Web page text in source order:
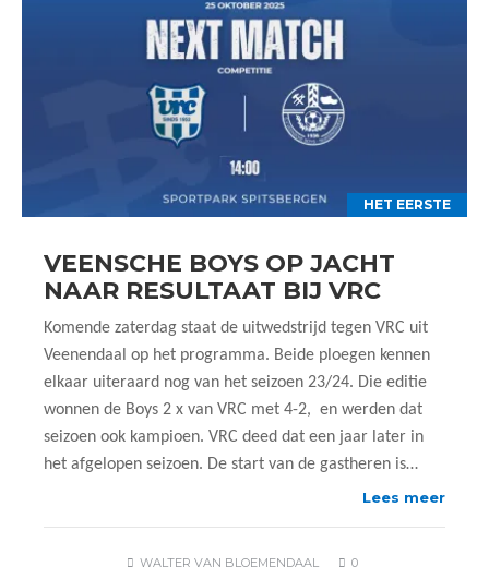
HET EERSTE
VEENSCHE BOYS OP JACHT
NAAR RESULTAAT BIJ VRC
Komende zaterdag staat de uitwedstrijd tegen VRC uit
Veenendaal op het programma. Beide ploegen kennen
elkaar uiteraard nog van het seizoen 23/24. Die editie
wonnen de Boys 2 x van VRC met 4-2, en werden dat
seizoen ook kampioen. VRC deed dat een jaar later in
het afgelopen seizoen. De start van de gastheren is…
Lees meer
WALTER VAN BLOEMENDAAL
0